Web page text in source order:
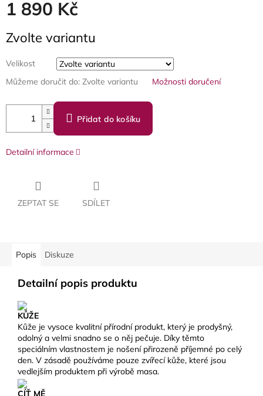
1 890 Kč
cena:
Zvolte variantu
Velikost
Můžeme doručit do: Zvolte variantu Možnosti doručení
Přidat do košíku
Detailní informace
ZEPTAT SE SDÍLET
Popis Diskuze
Detailní popis produktu
KŮŽE
Kůže je vysoce kvalitní přírodní produkt, který je prodyšný,
odolný a velmi snadno se o něj pečuje. Díky těmto
speciálním vlastnostem je nošení přirozeně příjemné po celý
den. V zásadě používáme pouze zvířecí kůže, které jsou
vedlejším produktem při výrobě masa.